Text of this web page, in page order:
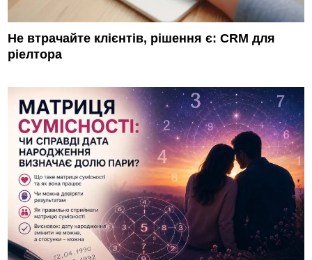
Не втрачайте клієнтів, рішення є: CRM для
ріелтора